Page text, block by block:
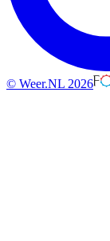
© Weer.NL 2026